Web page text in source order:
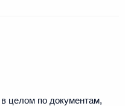
целом по документам,